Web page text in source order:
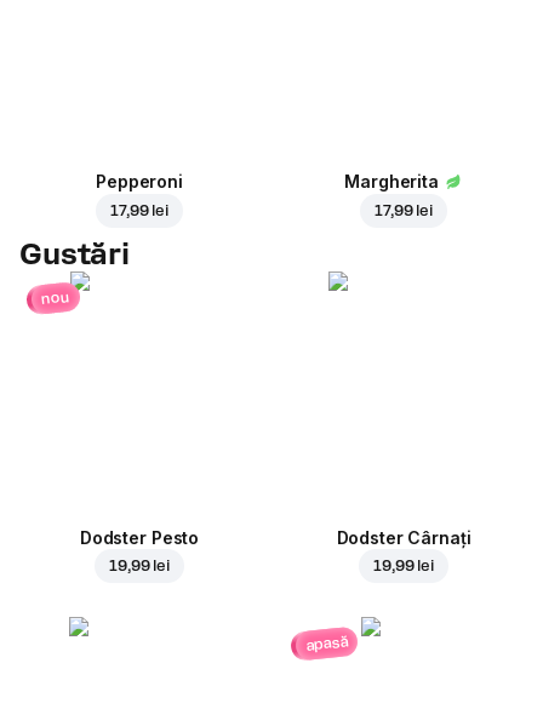
Pepperoni
17,99 lei
Margherita
17,99 lei
Gustări
nou
Dodster Pesto
19,99 lei
Dodster Cârnați
19,99 lei
apasă